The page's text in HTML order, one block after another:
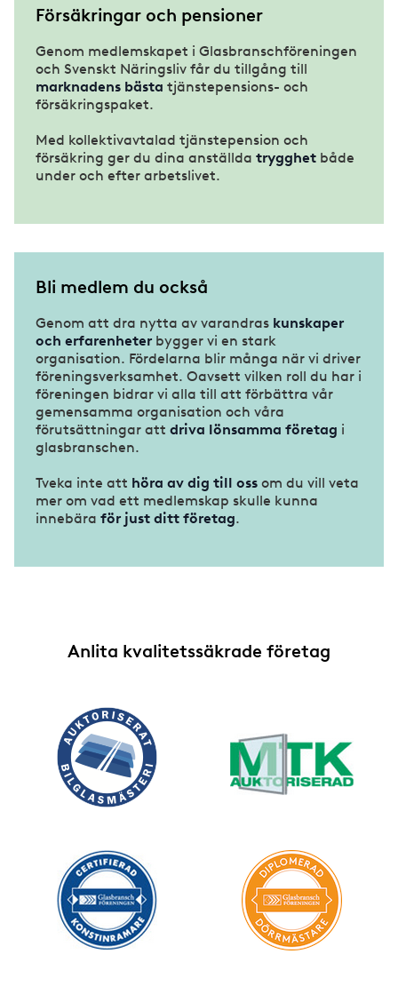
Försäkringar och pensioner
Genom medlemskapet i Glasbranschföreningen
och Svenskt Näringsliv får du tillgång till
marknadens bästa tjänstepensions- och
försäkringspaket.
Med kollektivavtalad tjänstepension och
försäkring ger du dina anställda trygghet både
under och efter arbetslivet.
Bli medlem du också
Genom att dra nytta av varandras kunskaper
och erfarenheter bygger vi en stark
organisation. Fördelarna blir många när vi driver
föreningsverksamhet. Oavsett vilken roll du har i
föreningen bidrar vi alla till att förbättra vår
gemensamma organisation och våra
förutsättningar att driva lönsamma företag i
glasbranschen.
Tveka inte att höra av dig till oss om du vill veta
mer om vad ett medlemskap skulle kunna
innebära för just ditt företag.
Anlita kvalitetssäkrade företag